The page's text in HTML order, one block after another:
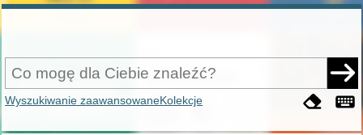
Wyszukiwanie zaawansowaneKolekcje